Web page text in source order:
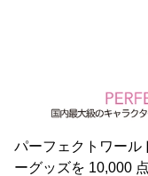
パーフェクトワール
ーグッズを 10,000